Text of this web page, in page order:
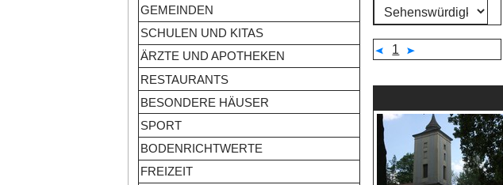
GEMEINDEN
SCHULEN UND KITAS
ÄRZTE UND APOTHEKEN
RESTAURANTS
BESONDERE HÄUSER
SPORT
BODENRICHTWERTE
FREIZEIT
1